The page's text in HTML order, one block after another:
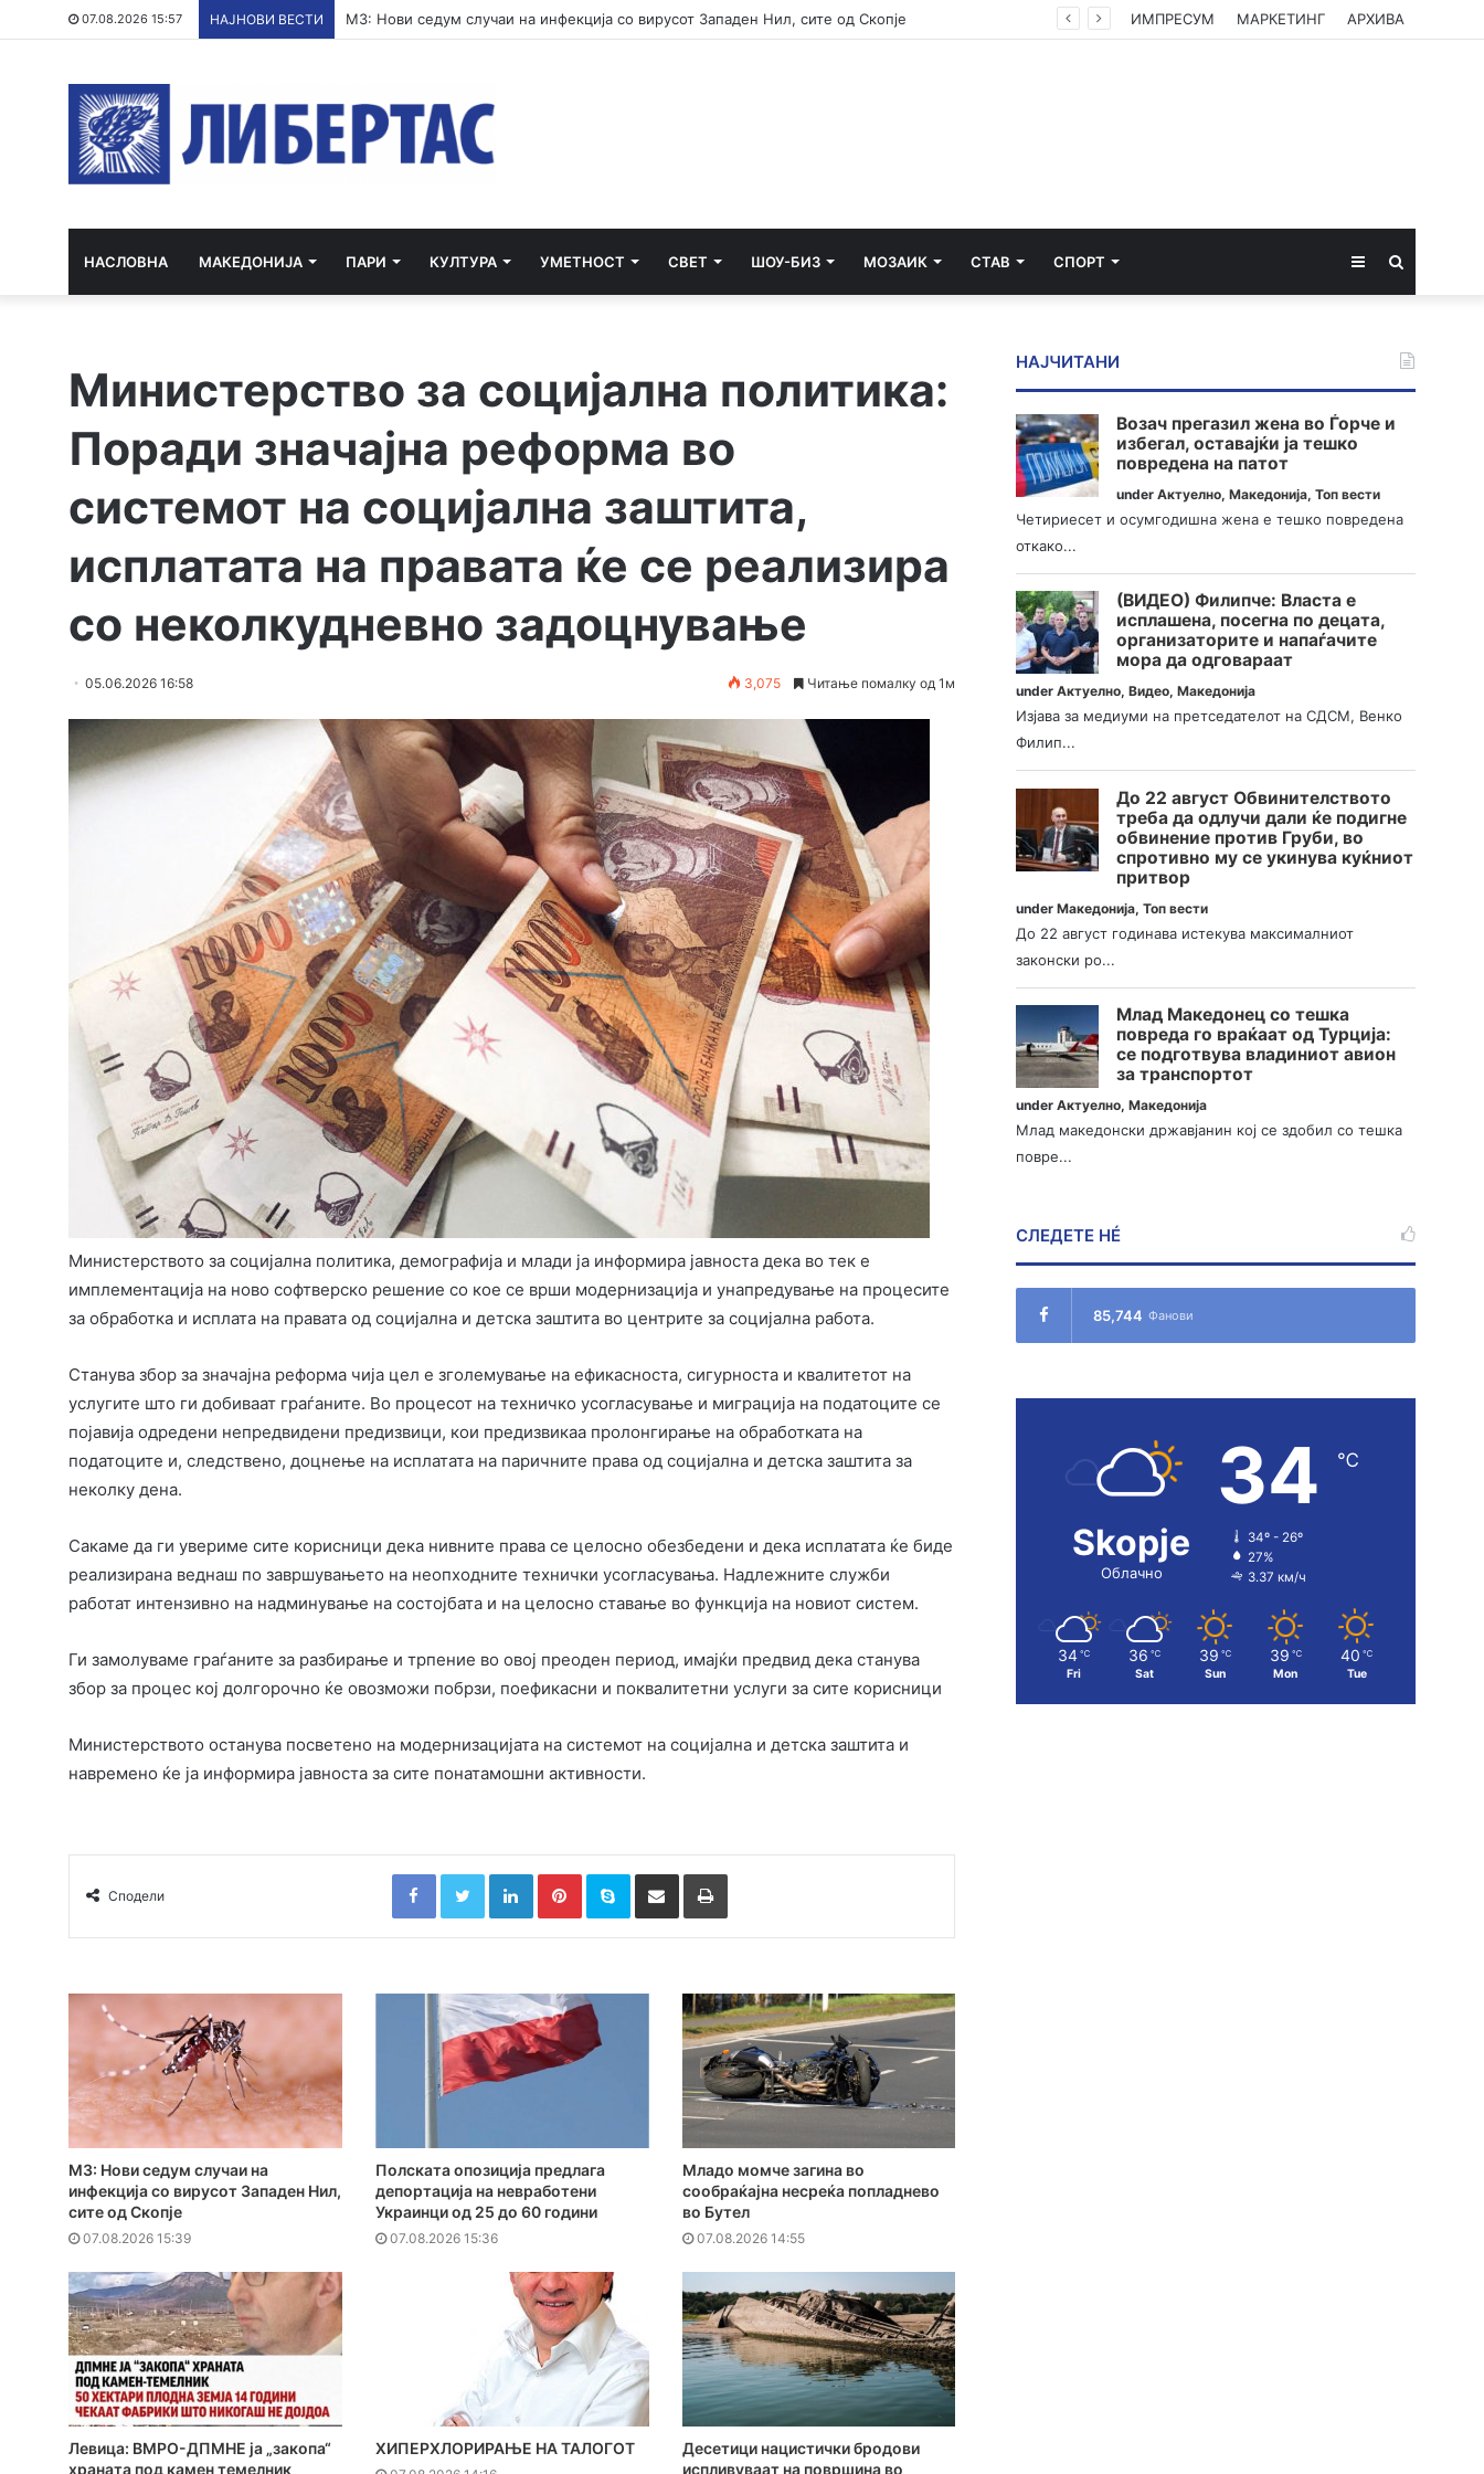
07.08.2026 15:57 НАЈНОВИ ВЕСТИ Полската опозиција предлага депортација на невработени Украинци од 25 до 60 години ИМПРЕСУМ МАРКЕТИНГ АРХИВА
НАСЛОВНА МАКЕДОНИЈА ПАРИ КУЛТУРА УМЕТНОСТ СВЕТ ШОУ-БИЗ МОЗАИК СТАВ СПОРТ Sidebar
Министерство за социјална политика:
Поради значајна реформа во
системот на социјална заштита,
исплатата на правата ќе се реализира
со неколкудневно задоцнување
05.06.2026 16:58 3,075 Читање помалку од 1м
Министерството за социјална политика, демографија и млади ја информира јавноста дека во тек е
имплементација на ново софтверско решение со кое се врши модернизација и унапредување на процесите
за обработка и исплата на правата од социјална и детска заштита во центрите за социјална работа.
Станува збор за значајна реформа чија цел е зголемување на ефикасноста, сигурноста и квалитетот на
услугите што ги добиваат граѓаните. Во процесот на техничко усогласување и миграција на податоците се
појавија одредени непредвидени предизвици, кои предизвикаа пролонгирање на обработката на
податоците и, следствено, доцнење на исплатата на паричните права од социјална и детска заштита за
неколку дена.
Сакаме да ги увериме сите корисници дека нивните права се целосно обезбедени и дека исплатата ќе биде
реализирана веднаш по завршувањето на неопходните технички усогласувања. Надлежните служби
работат интензивно на надминување на состојбата и на целосно ставање во функција на новиот систем.
Ги замолуваме граѓаните за разбирање и трпение во овој преоден период, имајќи предвид дека станува
збор за процес кој долгорочно ќе овозможи побрзи, поефикасни и поквалитетни услуги за сите корисници
Министерството останува посветено на модернизацијата на системот на социјална и детска заштита и
навремено ќе ја информира јавноста за сите понатамошни активности.
Сподели
FacebookTwitterLinkedInPinterestSkype Сподели преку Е-маил Испринтај
МЗ: Нови седум случаи на
инфекција со вирусот Западен Нил,
сите од Скопје
07.08.2026 15:39
Полската опозиција предлага
депортација на невработени
Украинци од 25 до 60 години
07.08.2026 15:36
Младо момче загина во
сообраќајна несреќа попладнево
во Бутел
07.08.2026 14:55
Левица: ВМРО-ДПМНЕ ја „закопа“
храната под камен темелник
ХИПЕРХЛОРИРАЊЕ НА ТАЛОГОТ
Десетици нацистички бродови
испливуваат на површина во
НАЈЧИТАНИ
Возач прегазил жена во Ѓорче и
избегал, оставајќи ја тешко
повредена на патот
underАктуелно,Македонија,Топ вести
Четириесет и осумгодишна жена е тешко повредена
откако...
(ВИДЕО) Филипче: Власта е
исплашена, посегна по децата,
организаторите и напаѓачите
мора да одговараат
underАктуелно,Видео,Македонија
Изјава за медиуми на претседателот на СДСМ, Венко
Филип...
До 22 август Обвинителството
треба да одлучи дали ќе подигне
обвинение против Груби, во
спротивно му се укинува куќниот
притвор
underМакедонија,Топ вести
До 22 август годинава истекува максималниот
законски ро...
Млад Македонец со тешка
повреда го враќаат од Турција:
се подготвува владиниот авион
за транспортот
underАктуелно,Македонија
Млад македонски државјанин кој се здобил со тешка
повре...
СЛЕДЕТЕ НÉ
85,744 Фанови
Skopje
Облачно
34 ℃
34º - 26º
27%
3.37 км/ч
34 ℃
Fri
36 ℃
Sat
39 ℃
Sun
39 ℃
Mon
40 ℃
Tue